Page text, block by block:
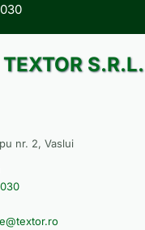
TEXTOR S.R.L.
nr. 2, Vaslui